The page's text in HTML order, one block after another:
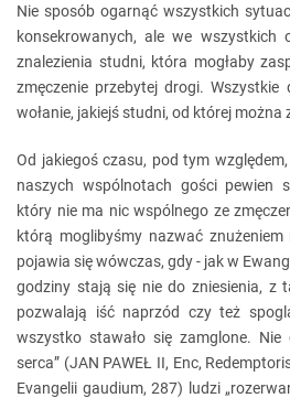
Nie sposób ogarnąć wszystkich
konsekrowanych, ale we wszystkich
znalezienia studni, która mogłaby
zmęczenie przebytej drogi. Wszystkie
wołanie, jakiejś studni, od której można
Od jakiegoś czasu, pod tym
naszych wspólnotach gości pewien
który nie ma nic wspólnego ze
którą moglibyśmy nazwać znużeniem
pojawia się wówczas, gdy - jak w
godziny stają się nie do zniesienia, z
pozwalają iść naprzód czy też
wszystko stawało się zamglone.
serca” (JAN PAWEŁ II, Enc,
Evangelii gaudium, 287) ludzi